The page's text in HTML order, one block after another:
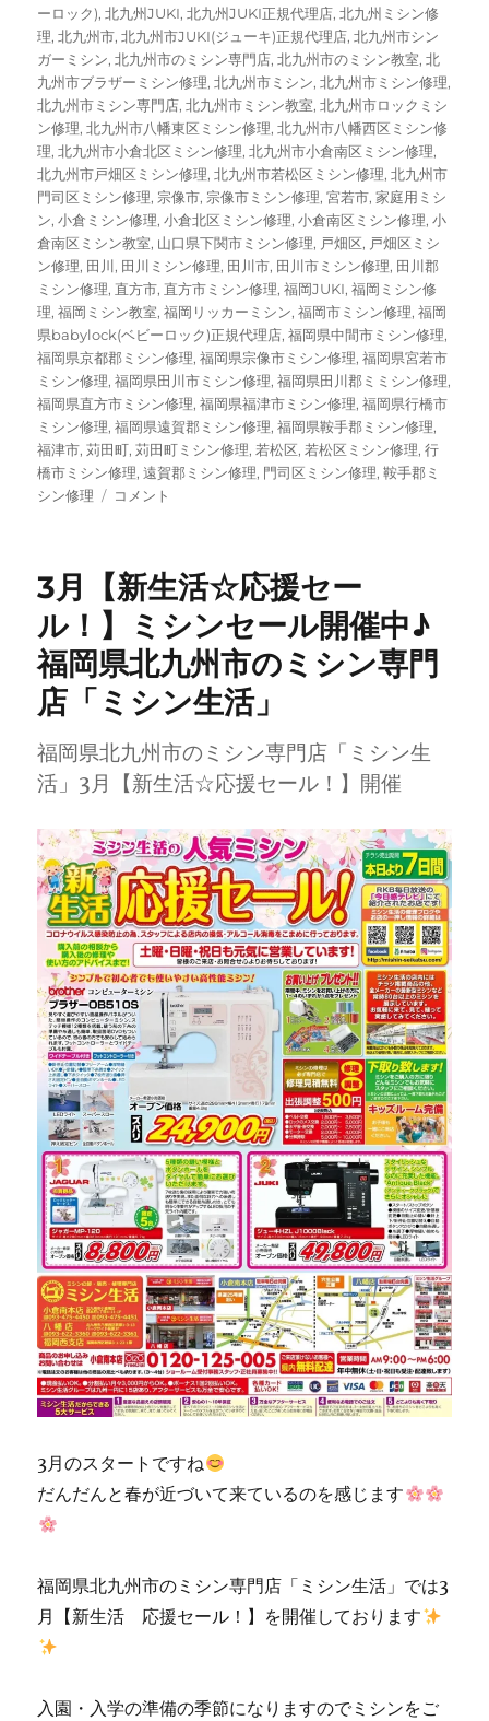
ーロック),北九州JUKI,北九州JUKI正規代理店,北九州ミシン修
理,北九州市,北九州市JUKI(ジューキ)正規代理店,北九州市シン
ガーミシン,北九州市のミシン専門店,北九州市のミシン教室,北
九州市ブラザーミシン修理,北九州市ミシン,北九州市ミシン修理,
北九州市ミシン専門店,北九州市ミシン教室,北九州市ロックミシ
ン修理,北九州市八幡東区ミシン修理,北九州市八幡西区ミシン修
理,北九州市小倉北区ミシン修理,北九州市小倉南区ミシン修理,
北九州市戸畑区ミシン修理,北九州市若松区ミシン修理,北九州市
門司区ミシン修理, 宗像市, 宗像市ミシン修理,宮若市,家庭用ミシ
ン,小倉ミシン修理,小倉北区ミシン修理,小倉南区ミシン修理,小
倉南区ミシン教室, 山口県下関市ミシン修理, 戸畑区, 戸畑区ミシ
ン修理, 田川, 田川ミシン修理, 田川市, 田川市ミシン修理, 田川郡
ミシン修理, 直方市, 直方市ミシン修理,福岡JUKI,福岡ミシン修
理,福岡ミシン教室,福岡リッカーミシン,福岡市ミシン修理,福岡
県babylock(ベビーロック)正規代理店,福岡県中間市ミシン修理,
福岡県京都郡ミシン修理,福岡県宗像市ミシン修理,福岡県宮若市
ミシン修理,福岡県田川市ミシン修理,福岡県田川郡ミミシン修理,
福岡県直方市ミシン修理,福岡県福津市ミシン修理,福岡県行橋市
ミシン修理,福岡県遠賀郡ミシン修理,福岡県鞍手郡ミシン修理,
福津市,苅田町,苅田町ミシン修理, 若松区, 若松区ミシン修理,行
橋市ミシン修理,遠賀郡ミシン修理, 門司区ミシン修理,鞍手郡ミ
シン修理
【ブ
コ
ル
DX
修
昭
和
レ
ロ
ミ
シ
ン
を
メ
ン
テ
ナ
ン
ス
☆
小
倉
北
区
の
お
客
様
よ
り
ご
依
頼
頂
ま
た
九
州
市
ン
コメント
3月【新生活☆応援セー
ル！】ミシンセール開催中♪
福岡県北九州市のミシン専門
店「ミシン生活」
福岡県北九州市のミシン専門店「ミシン生
活」3月【新生活☆応援セール！】開催
3月のスタートですね
だんだんと春が近づいて来ているのを感じます
福岡県北九州市のミシン専門店「ミシン生活」では3
月【新生活 応援セール！】を開催しております
入園・入学の準備の季節になりますのでミシンをご